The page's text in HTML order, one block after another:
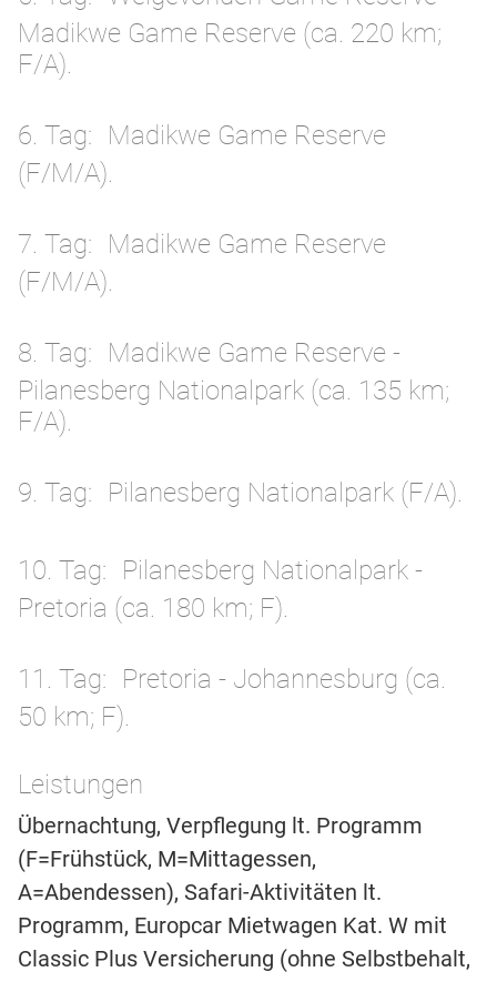
Madikwe Game Reserve (ca. 220 km;
F/A).
6. Tag
Madikwe Game Reserve
(F/M/A).
7. Tag
Madikwe Game Reserve
(F/M/A).
8. Tag
Madikwe Game Reserve -
Pilanesberg Nationalpark (ca. 135 km;
F/A).
9. Tag Pilanesberg Nationalpark (F/A).
10. Tag
Pilanesberg Nationalpark -
Pretoria (ca. 180 km; F).
11. Tag
Pretoria - Johannesburg (ca.
50 km; F).
Leistungen
Übernachtung, Verpflegung lt. Programm
(F=Frühstück, M=Mittagessen,
A=Abendessen), Safari-Aktivitäten lt.
Programm, Europcar Mietwagen Kat. W mit
Classic Plus Versicherung (ohne Selbstbehalt,